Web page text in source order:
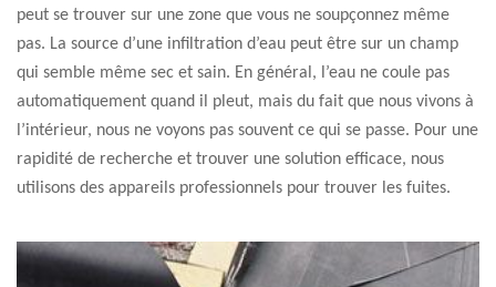
peut se trouver sur une zone que vous ne soupçonnez même
pas. La source d’une infiltration d’eau peut être sur un champ
qui semble même sec et sain. En général, l’eau ne coule pas
automatiquement quand il pleut, mais du fait que nous vivons à
l’intérieur, nous ne voyons pas souvent ce qui se passe. Pour une
rapidité de recherche et trouver une solution efficace, nous
utilisons des appareils professionnels pour trouver les fuites.